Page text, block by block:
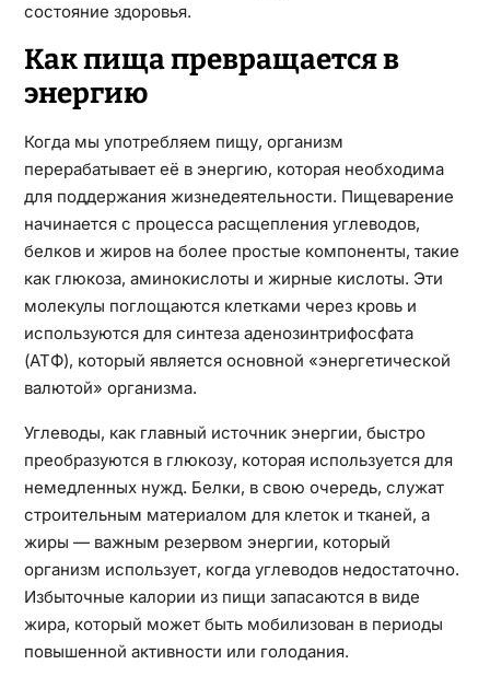
состояние здоровья.
Как пища превращается в
энергию
Когда мы употребляем пищу, организм
перерабатывает её в энергию, которая необходима
для поддержания жизнедеятельности. Пищеварение
начинается с процесса расщепления углеводов,
белков и жиров на более простые компоненты, такие
как глюкоза, аминокислоты и жирные кислоты. Эти
молекулы поглощаются клетками через кровь и
используются для синтеза аденозинтрифосфата
(АТФ), который является основной «энергетической
валютой» организма.
Углеводы, как главный источник энергии, быстро
преобразуются в глюкозу, которая используется для
немедленных нужд. Белки, в свою очередь, служат
строительным материалом для клеток и тканей, а
жиры — важным резервом энергии, который
организм использует, когда углеводов недостаточно.
Избыточные калории из пищи запасаются в виде
жира, который может быть мобилизован в периоды
повышенной активности или голодания.